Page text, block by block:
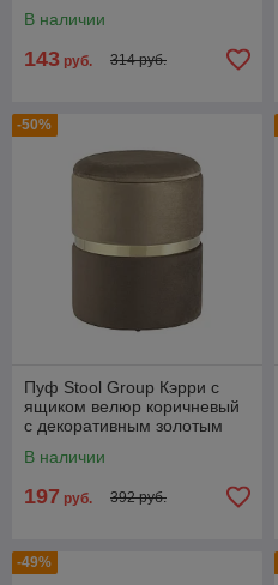
В наличии
143 руб. 314 руб.
-50%
Пуф Stool Group Кэрри с
ящиком велюр коричневый
с декоративным золотым
В наличии
197 руб. 392 руб.
-49%